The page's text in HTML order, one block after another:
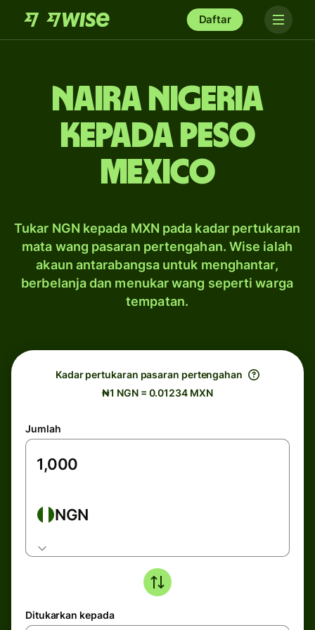
Daftar
naira Nigeria
kepada peso
Mexico
Tukar NGN kepada MXN pada kadar pertukaran
mata wang pasaran pertengahan. Wise ialah
akaun antarabangsa untuk menghantar,
berbelanja dan menukar wang seperti warga
tempatan.
Kadar pertukaran pasaran pertengahan
₦1 NGN = 0.01234 MXN
Jumlah
NGN
Ditukarkan kepada